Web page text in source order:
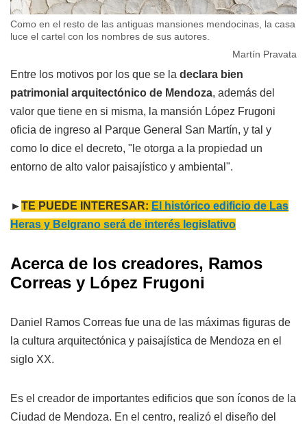
Como en el resto de las antiguas mansiones mendocinas, la casa
luce el cartel con los nombres de sus autores.
Martín Pravata
Entre los motivos por los que se la declara bien
patrimonial arquitectónico de Mendoza, además del
valor que tiene en si misma, la mansión López Frugoni
oficia de ingreso al Parque General San Martín, y tal y
como lo dice el decreto, "le otorga a la propiedad un
entorno de alto valor paisajístico y ambiental".
►TE PUEDE INTERESAR: El histórico edificio de Las
Heras y Belgrano será de interés legislativo
Acerca de los creadores, Ramos
Correas y López Frugoni
Daniel Ramos Correas fue una de las máximas figuras de
la cultura arquitectónica y paisajística de Mendoza en el
siglo XX.
Es el creador de importantes edificios que son íconos de la
Ciudad de Mendoza. En el centro, realizó el diseño del